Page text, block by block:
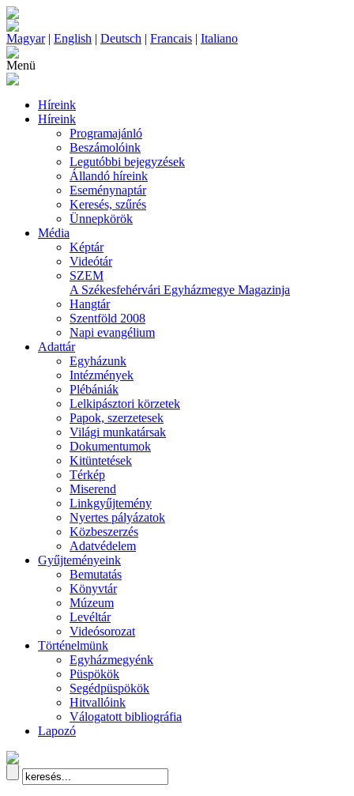
Magyar| English | Deutsch | Francais | Italiano
Menü
Híreink
Híreink
Programajánló
Beszámolóink
Legutóbbi bejegyzések
Állandó híreink
Eseménynaptár
Keresés, szűrés
Ünnepkörök
Média
Képtár
Videótár
SZEM
A Székesfehérvári Egyházmegye Magazinja
Hangtár
Szentföld 2008
Napi evangélium
Adattár
Egyházunk
Intézmények
Plébániák
Lelkipásztori körzetek
Papok, szerzetesek
Világi munkatársak
Dokumentumok
Kitüntetések
Térkép
Miserend
Linkgyűjtemény
Nyertes pályázatok
Közbeszerzés
Adatvédelem
Gyűjteményeink
Bemutatás
Könyvtár
Múzeum
Levéltár
Videósorozat
Történelmünk
Egyházmegyénk
Püspökök
Segédpüspökök
Hitvallóink
Válogatott bibliográfia
Lapozó